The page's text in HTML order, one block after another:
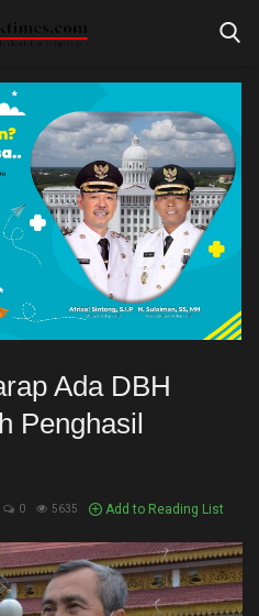
Ada DBH
Penghasil
0 5635 Add to Reading List